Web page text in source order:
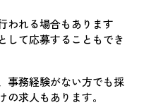
われる場合もあります
して応募することもでき
事務経験がない方でも採
求人もあります。